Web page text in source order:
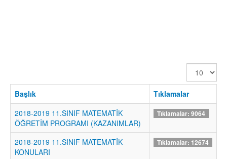
Sayısı
Başlık
Tıklamalar
2018-2019 11.SINIF MATEMATİK
ÖĞRETİM PROGRAMI (KAZANIMLAR)
Tıklamalar: 9064
2018-2019 11.SINIF MATEMATİK
KONULARI
Tıklamalar: 12674